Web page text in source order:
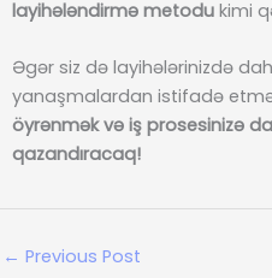
layihələndirmə metodu kimi
Əgər siz də layihələrinizdə
yanaşmalardan istifadə
öyrənmək və iş prosesinizə
qazandıracaq!
← Previous Post